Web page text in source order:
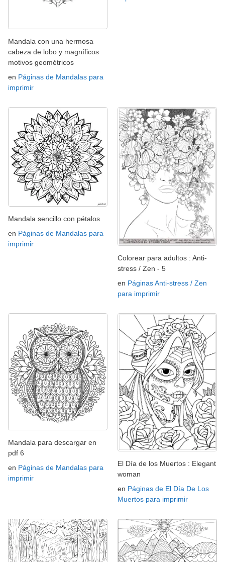
Mandala con una hermosa
cabeza de lobo y magníficos
motivos geométricos
en Páginas de Mandalas para
imprimir
Mandala sencillo con pétalos
en Páginas de Mandalas para
imprimir
Colorear para adultos : Anti-
stress / Zen - 5
en Páginas Anti-stress / Zen
para imprimir
Mandala para descargar en
pdf 6
en Páginas de Mandalas para
imprimir
El Día de los Muertos : Elegant
woman
en Páginas de El Día De Los
Muertos para imprimir